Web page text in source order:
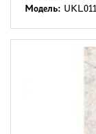
Модель: